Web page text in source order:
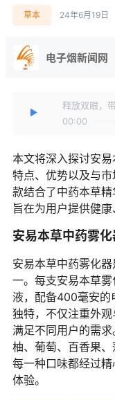
草本 24年6月19日
电子烟新闻网
释放双眼，
00:00
本文将深入探讨安
特点、优势以及与
款结合了中药本草精
旨在为用户提供健康
安易本草中药雾
安易本草中药雾化
一。每支安易本草
液，配备400毫安的
独特，不仅注重外
满足不同用户的需
柚、葡萄、百香果、
每一种口味都经过
体验。